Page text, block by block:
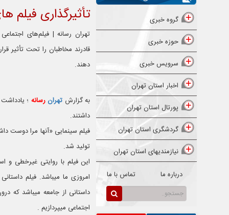
گروه خبری
حوزه خبری
سرویس خبری
اخبار استان تهران
پورتال استان تهران
گردشگری استان تهران
نیازمندیهای استان تهران
درباره ما تماس با ما
تأثیرگذاری فیلم
تهران رسانه | فیلم‌های
قادرند مخاطبان را تحت تأثیر
دهند.
به گزارش تهرانرسانه ؛
داشتند.
فیلم سینمایی «آنها مرا دوست
تولید شد.
این فیلم با روایتی غیرخطی و
امروزی ما میباشد. فیلم
داستانی از جامعه میباشد که
اجتماعی میپردازیم .